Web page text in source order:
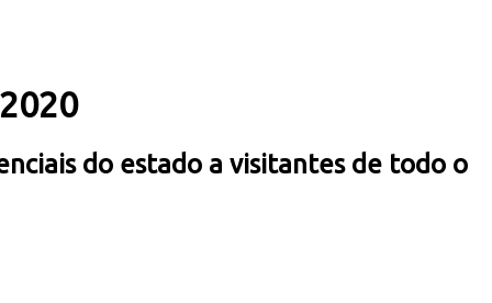
do estado a visitantes de todo o